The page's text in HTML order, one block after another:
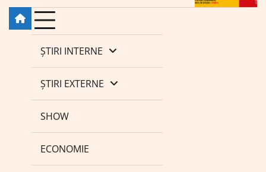
ȘTIRI INTERNE
ȘTIRI EXTERNE
SHOW
ECONOMIE